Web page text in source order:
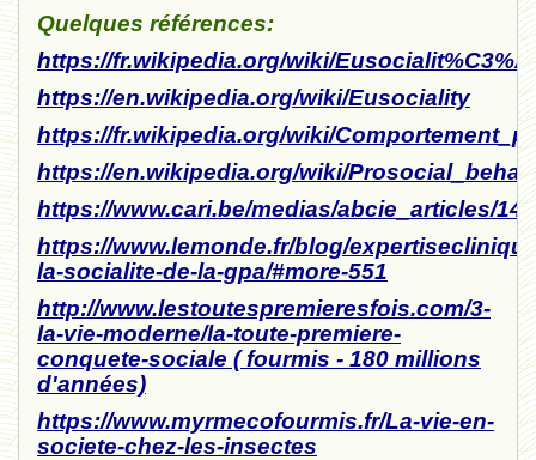
Quelques références:
https://fr.wikipedia.org/wiki/
https://en.wikipedia.org/wiki/Eusociality
https://fr.wikipedia.org/wiki/
https://en.wikipedia.org/wiki/
https://www.cari.be/medias/abcie_articles/
https://www.lemonde.fr/blog/
la-socialite-de-la-gpa/#more-551
http://www.lestoutespremieresfois.com/3-
la-vie-moderne/la-toute-premiere-
conquete-sociale ( fourmis - 180 millions
d'années)
https://www.myrmecofourmis.fr/La-vie-en-
societe-chez-les-insectes